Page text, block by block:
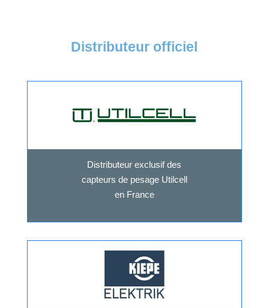
Distributeur officiel
Distributeur exclusif des
capteurs de pesage Utilcell
en France